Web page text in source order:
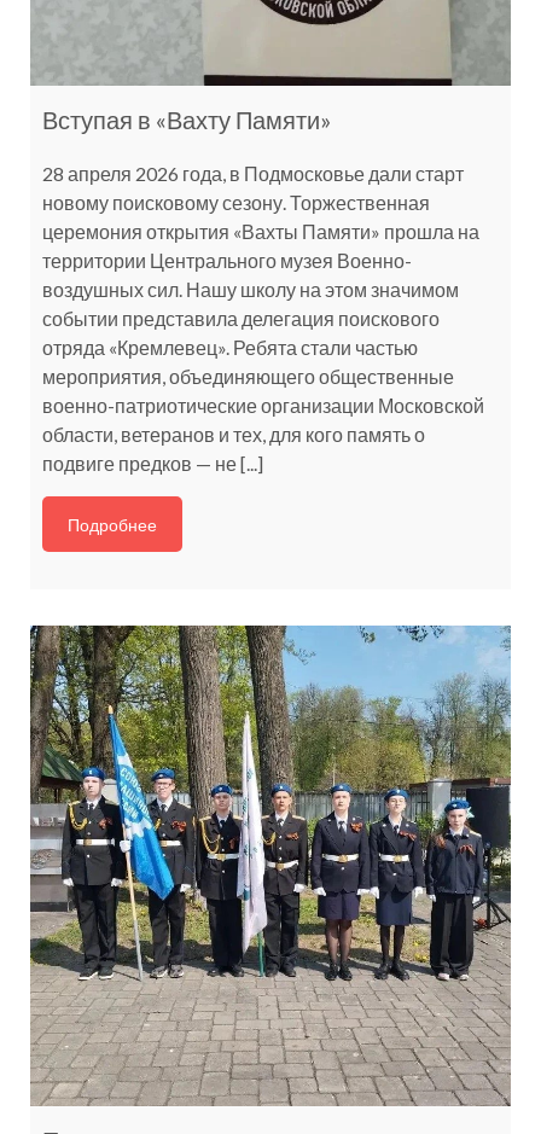
Вступая в «Вахту Памяти»
28 апреля 2026 года, в Подмосковье дали старт
новому поисковому сезону. Торжественная
церемония открытия «Вахты Памяти» прошла на
территории Центрального музея Военно-
воздушных сил. Нашу школу на этом значимом
событии представила делегация поискового
отряда «Кремлевец». Ребята стали частью
мероприятия, объединяющего общественные
военно-патриотические организации Московской
области, ветеранов и тех, для кого память о
подвиге предков — не [...]
Подробнее